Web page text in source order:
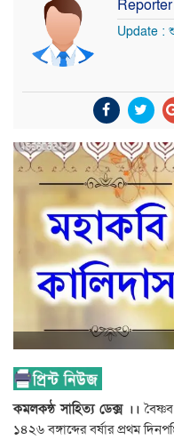
Update :
কমলকন্ঠ সাহিত্য ডেক্স ।।
১৪২৬ বঙ্গাব্দের বর্ষার প্রথম